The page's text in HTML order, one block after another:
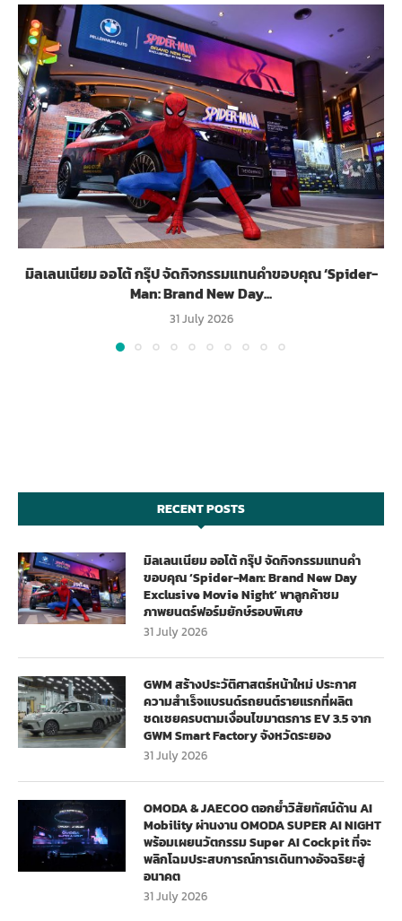
มิลเลนเนียม ออโต้ กรุ๊ป จัดกิจกรรมแทนคำขอบคุณ ‘Spider-
Man: Brand New Day...
31 July 2026
RECENT POSTS
มิลเลนเนียม ออโต้ กรุ๊ป จัดกิจกรรมแทนคำ
ขอบคุณ ‘Spider-Man: Brand New Day
Exclusive Movie Night’ พาลูกค้าชม
ภาพยนตร์ฟอร์มยักษ์รอบพิเศษ
31 July 2026
GWM สร้างประวัติศาสตร์หน้าใหม่ ประกาศ
ความสำเร็จแบรนด์รถยนต์รายแรกที่ผลิต
ชดเชยครบตามเงื่อนไขมาตรการ EV 3.5 จาก
GWM Smart Factory จังหวัดระยอง
31 July 2026
OMODA & JAECOO ตอกย้ำวิสัยทัศน์ด้าน AI
Mobility ผ่านงาน OMODA SUPER AI NIGHT
พร้อมเผยนวัตกรรม Super AI Cockpit ที่จะ
พลิกโฉมประสบการณ์การเดินทางอัจฉริยะสู่
อนาคต
31 July 2026